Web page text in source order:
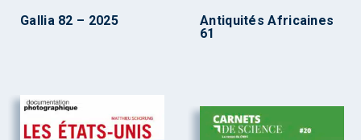
Gallia 82 – 2025
Antiquités Africaines
61